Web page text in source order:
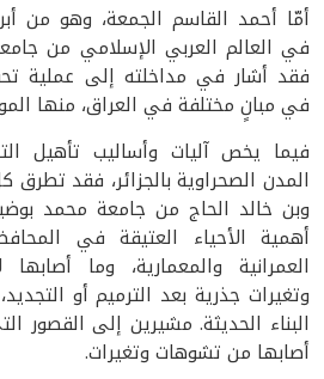
أمّا أحمد القاسم الجمعة، وهو من
في العالم العربي الإسلامي من
فقد أشار في مداخلته إلى عملية
في مبانٍ مختلفة في العراق، منها
فيما يخص آليات وأساليب تأهيل
المدن الصحراوية بالجزائر، فقد
وبن خالد الحاج من جامعة محمد
أهمية الأحياء العتيقة في
العمرانية والمعمارية، وما
وتغيرات جذرية بعد الترميم أو
البناء الحديثة. مشيرين إلى القصور
أصابها من تشوهات وتغيرات.